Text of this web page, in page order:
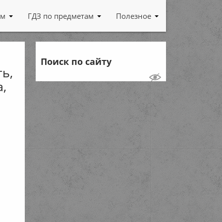
ГДЗ по предметам Полезное
Поиск по сайту